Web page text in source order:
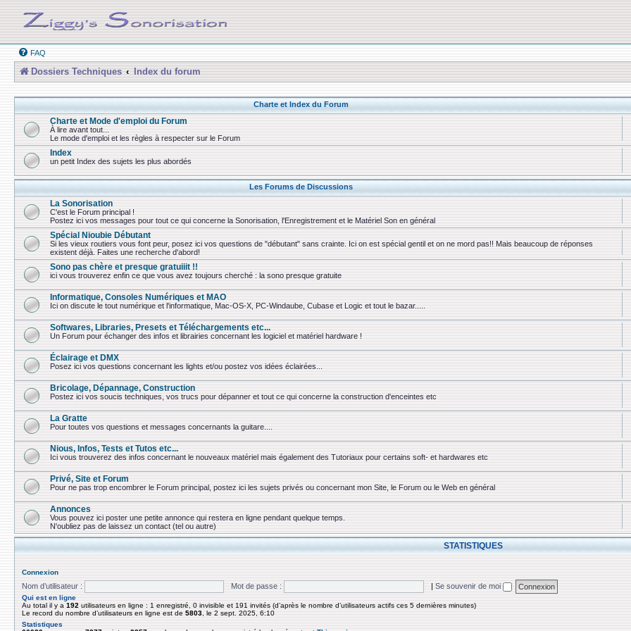
FAQ
Dossiers Techniques Index du forum
Charte et Index du Forum
Charte et Mode d'emploi du Forum
À lire avant tout...
Le mode d'emploi et les règles à respecter sur le Forum
Index
un petit Index des sujets les plus abordés
Les Forums de Discussions
La Sonorisation
C'est le Forum principal !
Postez ici vos messages pour tout ce qui concerne la Sonorisation, l'Enregistrement et le Matériel Son en général
Spécial Nioubie Débutant
Si les vieux routiers vous font peur, posez ici vos questions de "débutant" sans crainte. Ici on est spécial gentil et on ne mord pas!! Mais beaucoup de réponses
existent déjà. Faites une recherche d'abord!
Sono pas chère et presque gratuiiit !!
ici vous trouverez enfin ce que vous avez toujours cherché : la sono presque gratuite
Informatique, Consoles Numériques et MAO
Ici on discute le tout numérique et l'informatique, Mac-OS-X, PC-Windaube, Cubase et Logic et tout le bazar.....
Softwares, Libraries, Presets et Téléchargements etc...
Un Forum pour échanger des infos et librairies concernant les logiciel et matériel hardware !
Éclairage et DMX
Posez ici vos questions concernant les lights et/ou postez vos idées éclairées...
Bricolage, Dépannage, Construction
Postez ici vos soucis techniques, vos trucs pour dépanner et tout ce qui concerne la construction d'enceintes etc
La Gratte
Pour toutes vos questions et messages concernants la guitare....
Nious, Infos, Tests et Tutos etc...
Ici vous trouverez des infos concernant le nouveaux matériel mais également des Tutoriaux pour certains soft- et hardwares etc
Privé, Site et Forum
Pour ne pas trop encombrer le Forum principal, postez ici les sujets privés ou concernant mon Site, le Forum ou le Web en général
Annonces
Vous pouvez ici poster une petite annonce qui restera en ligne pendant quelque temps.
N'oubliez pas de laissez un contact (tel ou autre)
STATISTIQUES
Connexion
Nom d’utilisateur : Mot de passe : | Se souvenir de moi
Qui est en ligne
Au total il y a 192 utilisateurs en ligne : 1 enregistré, 0 invisible et 191 invités (d’après le nombre d’utilisateurs actifs ces 5 dernières minutes)
Le record du nombre d’utilisateurs en ligne est de 5803 , le 2 sept. 2025, 6:10
Statistiques